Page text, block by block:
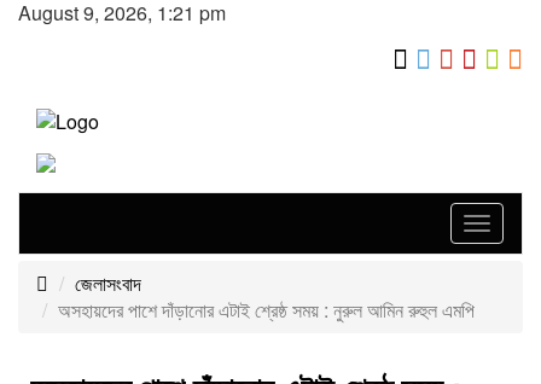
August 9, 2026, 1:21 pm
Toggle
জেলাসংবাদ
অসহায়দের পাশে দাঁড়ানোর এটাই শ্রেষ্ঠ সময় : নুরুল আমিন রুহুল এমপি